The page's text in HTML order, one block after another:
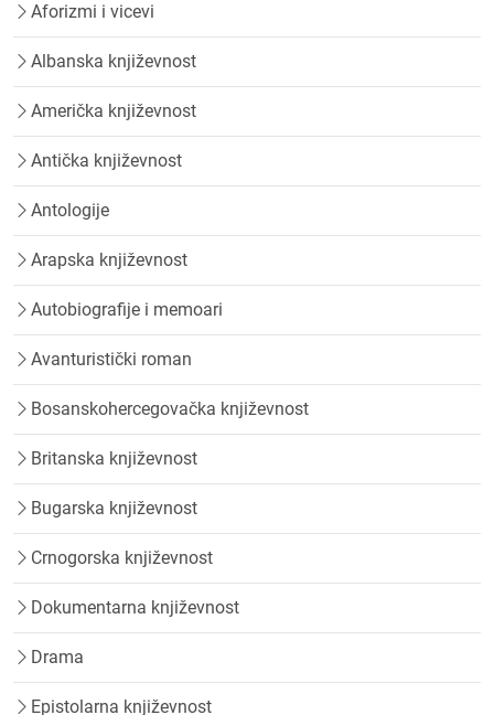
Aforizmi i vicevi
Albanska književnost
Američka književnost
Antička književnost
Antologije
Arapska književnost
Autobiografije i memoari
Avanturistički roman
Bosanskohercegovačka književnost
Britanska književnost
Bugarska književnost
Crnogorska književnost
Dokumentarna književnost
Drama
Epistolarna književnost